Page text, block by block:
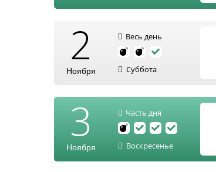
2
Ноября
Весь день
Суббота
3
Ноября
Часть дня
Воскресенье